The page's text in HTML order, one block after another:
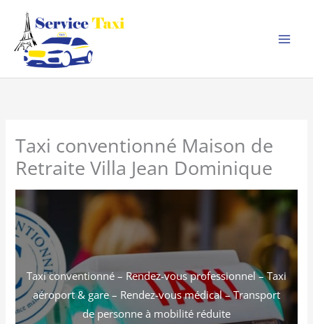
contenu
Taxi conventionné Maison de
Retraite Villa Jean Dominique
Taxi conventionné – Rendez-vous professionnel – Taxi
aéroport & gare – Rendez-vous médical – Transport
de personne à mobilité réduite